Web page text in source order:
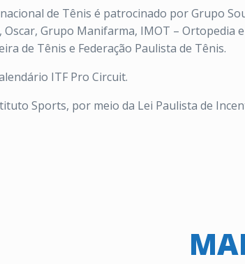
de Tênis é patrocinado por Grupo
Oscar, Grupo Manifarma, IMOT – Ortopedia
de Tênis e Federação Paulista de Tênis.
ITF Pro Circuit.
Sports, por meio da Lei Paulista de